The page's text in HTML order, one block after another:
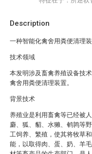
Description
一种智能化禽舍用粪便清理
技术领域
本发明涉及畜禽养殖设备技
禽舍用粪便清理装置。
背景技术
养殖业是利用畜禽等已经被
麝、狐、貂、水獭、鹌鹑等
工饲养、繁殖，使其将牧草
能，以取得肉、蛋、奶、羊